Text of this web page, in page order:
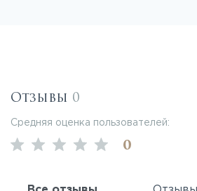
Отзывы 0
Средняя оценка пользователей:
0